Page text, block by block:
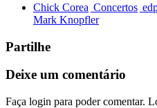
Chick Corea Concertos
Mark Knopfler
Partilhe
Deixe um comentário
Faça login para poder comentar.